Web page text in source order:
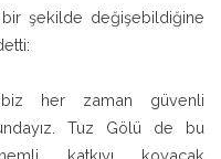
bir şekilde değişebildiğine
biz her zaman güvenli
Tuz Gölü de bu
katkıyı koyacak